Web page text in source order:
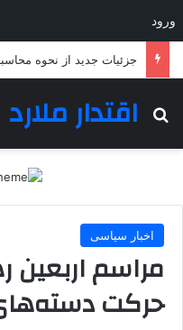
ورود
اقتدار ملارد
جستجو برای
اخبار سیاسی
مراسم اربعین
حرکت